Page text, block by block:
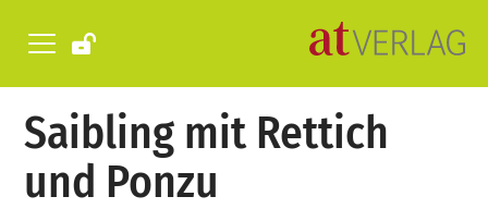
Saibling mit Rettich
und Ponzu